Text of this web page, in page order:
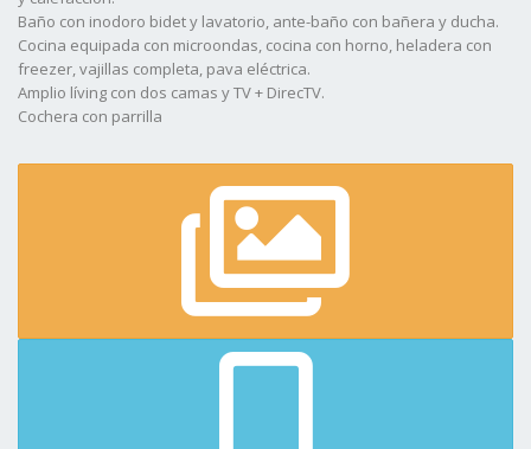
Baño con inodoro bidet y lavatorio, ante-baño con bañera y ducha.
Cocina equipada con microondas, cocina con horno, heladera con
freezer, vajillas completa, pava eléctrica.
Amplio lí­ving con dos camas y TV + DirecTV.
Cochera con parrilla
Piscina al aire libre
NO BRINDAMOS SERVICIO DE BLANCO